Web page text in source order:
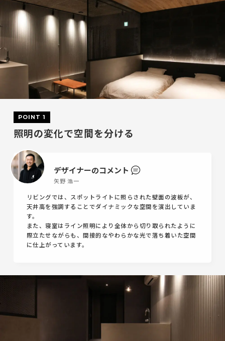
POINT 1
照明の変化で空間を分ける
デザイナーのコメント
矢野 浩一
リビングでは、スポットライトに照らされた壁面の波板が、
天井高を強調することでダイナミックな空間を演出していま
す。
また、寝室はライン照明により全体から切り取られたように
際立たせながらも、間接的なやわらかな光で落ち着いた空間
に仕上がっています。